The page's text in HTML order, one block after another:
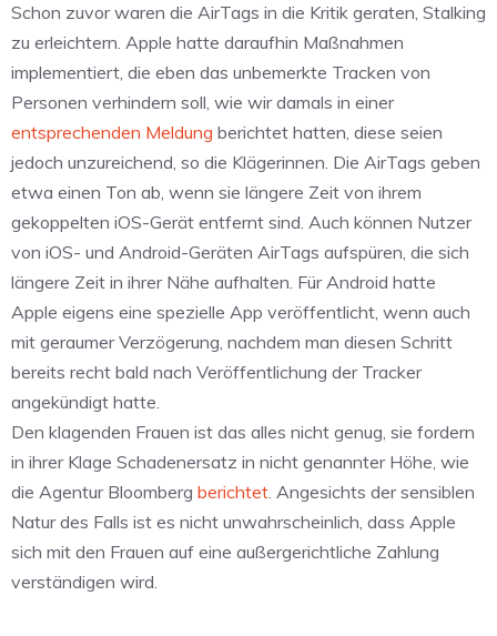
Schon zuvor waren die AirTags in die Kritik geraten, Stalking
zu erleichtern. Apple hatte daraufhin Maßnahmen
implementiert, die eben das unbemerkte Tracken von
Personen verhindern soll, wie wir damals in einer
entsprechenden Meldung berichtet hatten, diese seien
jedoch unzureichend, so die Klägerinnen. Die AirTags geben
etwa einen Ton ab, wenn sie längere Zeit von ihrem
gekoppelten iOS-Gerät entfernt sind. Auch können Nutzer
von iOS- und Android-Geräten AirTags aufspüren, die sich
längere Zeit in ihrer Nähe aufhalten. Für Android hatte
Apple eigens eine spezielle App veröffentlicht, wenn auch
mit geraumer Verzögerung, nachdem man diesen Schritt
bereits recht bald nach Veröffentlichung der Tracker
angekündigt hatte.
Den klagenden Frauen ist das alles nicht genug, sie fordern
in ihrer Klage Schadenersatz in nicht genannter Höhe, wie
die Agentur Bloomberg berichtet. Angesichts der sensiblen
Natur des Falls ist es nicht unwahrscheinlich, dass Apple
sich mit den Frauen auf eine außergerichtliche Zahlung
verständigen wird.